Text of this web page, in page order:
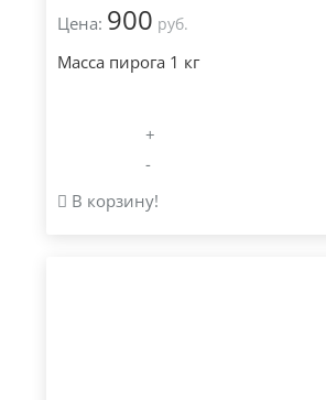
Цена: 900 руб.
Масса пирога 1 кг
+
-
В корзину!